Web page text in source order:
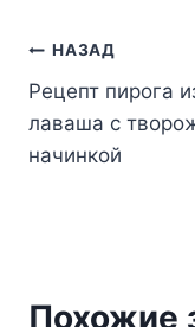
Навигация
по
записям
НАЗАД
Рецепт пирога
лаваша с
начинкой
Похожие